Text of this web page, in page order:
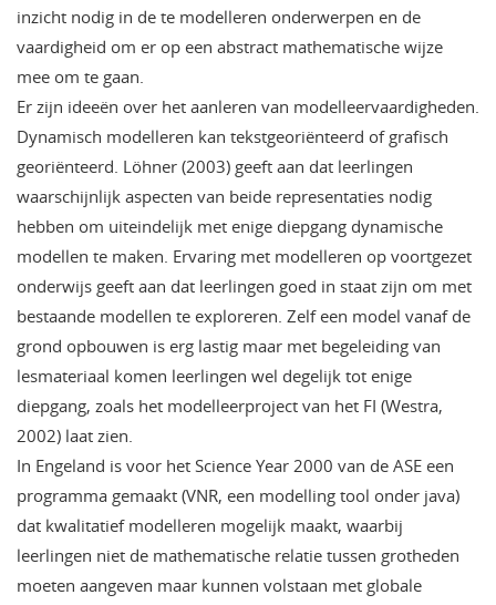
inzicht nodig in de te modelleren onderwerpen en de
vaardigheid om er op een abstract mathematische wijze
mee om te gaan.
Er zijn ideeën over het aanleren van modelleervaardigheden.
Dynamisch modelleren kan tekstgeoriënteerd of grafisch
georiënteerd. Löhner (2003) geeft aan dat leerlingen
waarschijnlijk aspecten van beide representaties nodig
hebben om uiteindelijk met enige diepgang dynamische
modellen te maken. Ervaring met modelleren op voortgezet
onderwijs geeft aan dat leerlingen goed in staat zijn om met
bestaande modellen te exploreren. Zelf een model vanaf de
grond opbouwen is erg lastig maar met begeleiding van
lesmateriaal komen leerlingen wel degelijk tot enige
diepgang, zoals het modelleerproject van het FI (Westra,
2002) laat zien.
In Engeland is voor het Science Year 2000 van de ASE een
programma gemaakt (VNR, een modelling tool onder java)
dat kwalitatief modelleren mogelijk maakt, waarbij
leerlingen niet de mathematische relatie tussen grotheden
moeten aangeven maar kunnen volstaan met globale